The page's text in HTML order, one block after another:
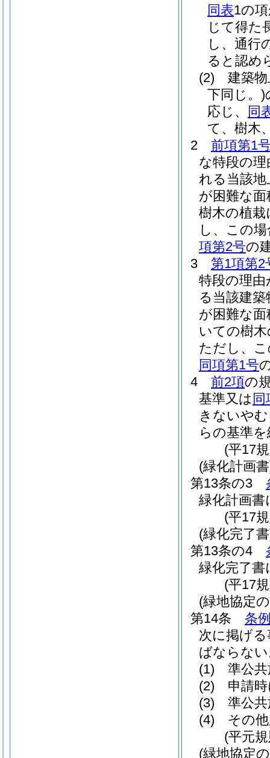
同表1の
じて得た
し、通行
ると認め
(2)
建築
下同じ。)
応じ、
同
て、樹木
2
前項第1
な特段の
れる当該
が困難な
樹木の植
し、この
項第2号の
3
第1項第2
特段の理
る当該建
が困難な
いての樹
ただし、
同項第1号
4
前2項の
基準又は 同
きないや
らの基準
(平17
(緑化計画
第13条の3
緑化計画
(平17
(緑化完了
第13条の4
緑化完了
(平17
(緑地協定
第14条
条
次に掲げ
ばならな
(1)
準公
(2)
申請
(3)
準公
(4)
その
(平元
(緑地協定